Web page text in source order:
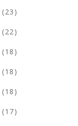
(23)
(22)
(18)
(18)
(18)
(17)